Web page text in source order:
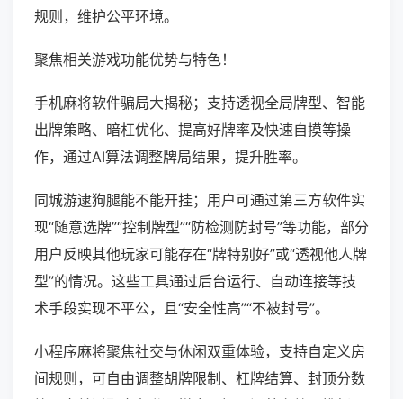
规则，维护公平环境。
聚焦相关游戏功能优势与特色！
手机麻将软件骗局大揭秘；支持透视全局牌型、智能
出牌策略、暗杠优化、提高好牌率及快速自摸等操
作，通过AI算法调整牌局结果，提升胜率。
同城游逮狗腿能不能开挂；用户可通过第三方软件实
现“随意选牌”“控制牌型”“防检测防封号”等功能，部分
用户反映其他玩家可能存在“牌特别好”或“透视他人牌
型”的情况。这些工具通过后台运行、自动连接等技
术手段实现不平公，且“安全性高”“不被封号”。
小程序麻将聚焦社交与休闲双重体验，支持自定义房
间规则，可自由调整胡牌限制、杠牌结算、封顶分数